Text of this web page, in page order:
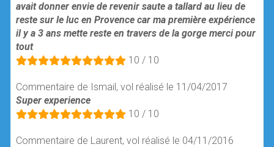
avait donner envie de revenir saute a tallard au lieu de
reste sur le luc en Provence car ma première expérience
il y a 3 ans mette reste en travers de la gorge merci pour
tout
10 / 10
Commentaire de Ismail, vol réalisé le 11/04/2017
Super experience
10 / 10
Commentaire de Laurent, vol réalisé le 04/11/2016